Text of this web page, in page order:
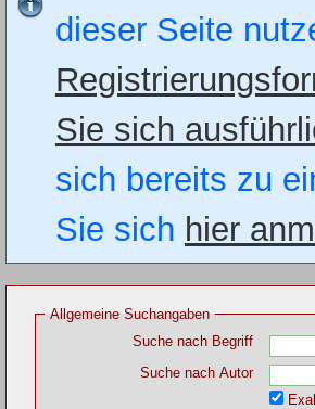
dieser Seite
Sie sich
sich bereits zu
Sie sich hier
Allgemeine Suchangaben
Suche nach Begriff
Suche nach Autor